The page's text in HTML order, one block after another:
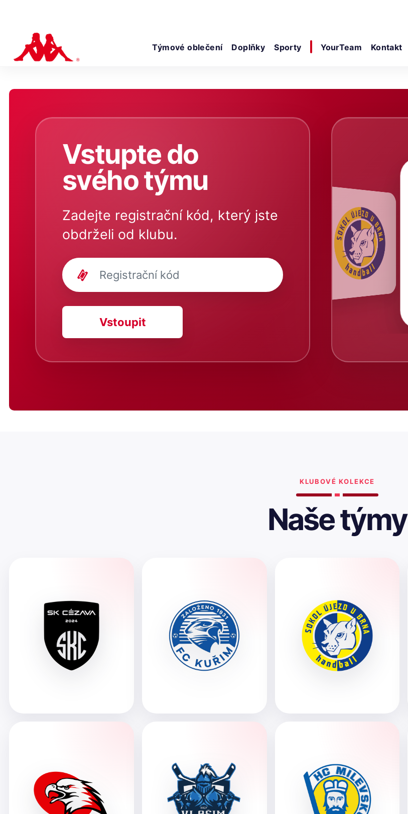
Týmové oblečení Doplňky Sporty YourTeam Kontakt
Vstupte do
svého týmu
Zadejte registrační kód, který jste
obdrželi od klubu.
Vstoupit
KLUBOVÉ KOLEKCE
Naše týmy